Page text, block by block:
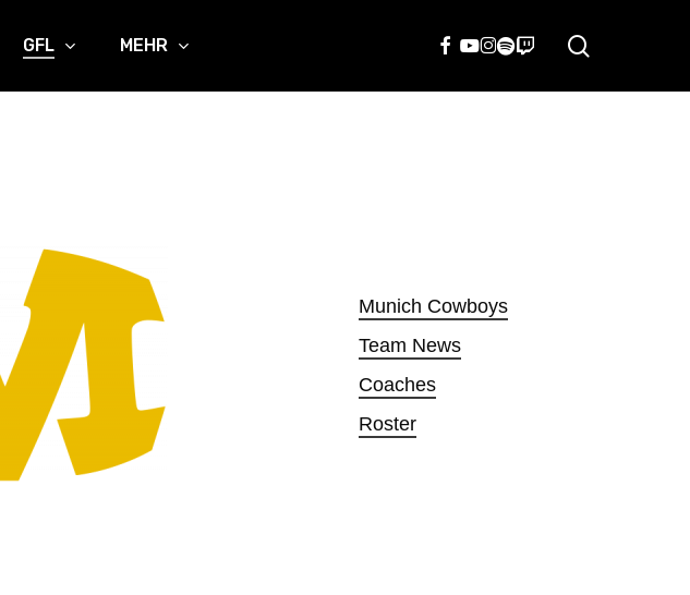
GFL MEHR FACEBOOK
YOUTUBE
INSTAGRAM
SPOTIFY
TWITCH
Munich Cowboys
Team News
Coaches
Roster